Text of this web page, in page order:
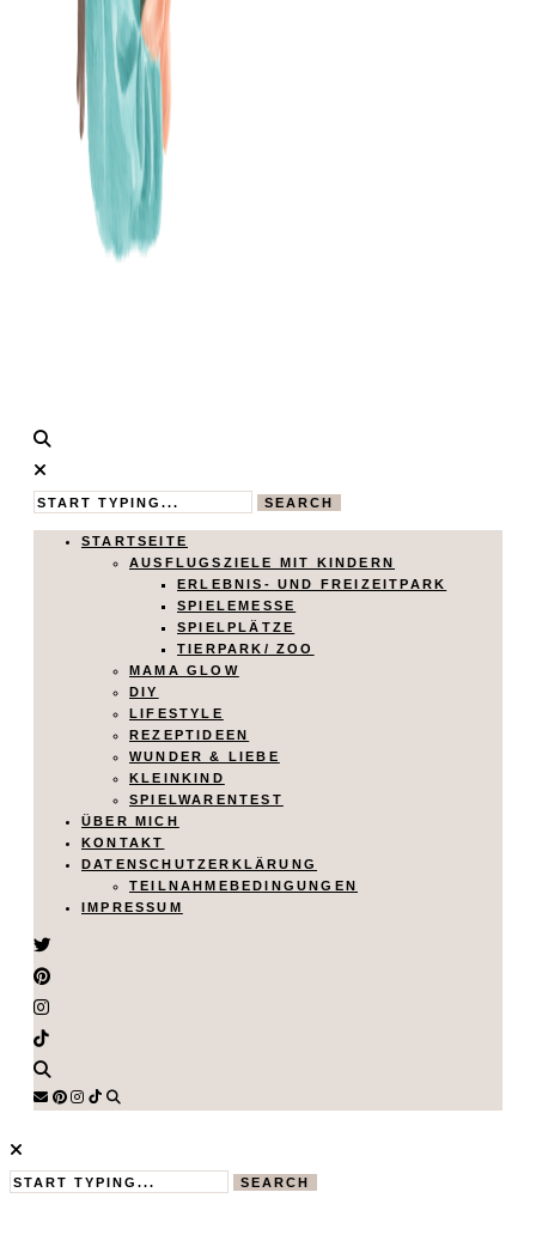
Calistas
Traum
MAMABLOG
SEARCH
STARTSEITE
AUSFLUGSZIELE MIT KINDERN
ERLEBNIS- UND FREIZEITPARK
SPIELEMESSE
SPIELPLÄTZE
TIERPARK/ ZOO
MAMA GLOW
DIY
LIFESTYLE
REZEPTIDEEN
WUNDER & LIEBE
KLEINKIND
SPIELWARENTEST
ÜBER MICH
KONTAKT
DATENSCHUTZERKLÄRUNG
TEILNAHMEBEDINGUNGEN
IMPRESSUM
SEARCH